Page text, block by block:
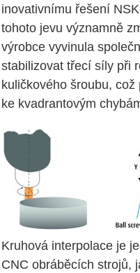
inovativnímu řešení
tohoto jevu významně
výrobce vyvinula
stabilizovat třecí síly při
kuličkového šroubu,
ke kvadrantovým
Kruhová interpolace je
CNC obráběcích strojů,